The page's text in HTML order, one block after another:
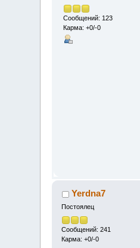
Сообщений: 123
Карма: +0/-0
Yerdna7
Постоялец
Сообщений: 241
Карма: +0/-0